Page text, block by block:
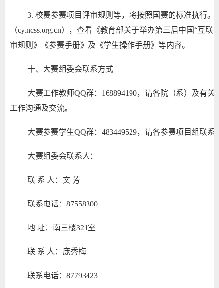
3. 校赛参赛项目评审规则等，将按照国赛的标准执行。
（cy.ncss.org.cn），查看《教育部关于举办第三届中国“互
审规则》《参赛手册》及《学生操作手册》等内容。
十、大赛组委会联系方式
大赛工作教师QQ群：168894190，请各院（系）及有
工作沟通及交流。
大赛参赛学生QQ群：483449529，请各参赛项目组联
大赛组委会联系人：
联 系 人：文 芳
联系电话：87558300
地 址：南三楼321室
联 系 人：庞秀梅
联系电话：87793423